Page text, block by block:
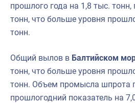
прошлого года на 1,8 тыс.
тонн, что больше уровня
тонн.
Общий вылов в Балтийском
тонн, что больше уровня
тонн. Объем промысла шпрота
прошлогодний показатель на